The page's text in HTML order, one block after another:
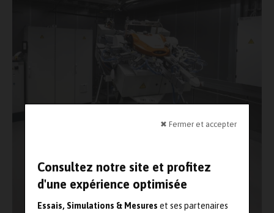
✖ Fermer et accepter
Consultez notre site et profitez
d'une expérience optimisée
Essais, Simulations & Mesures et ses partenaires